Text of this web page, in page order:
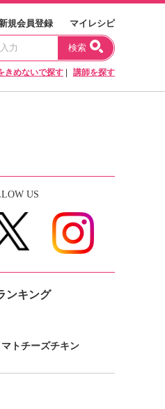
規会員登録 マイレシピ
検索
きめないで探す 講師を探す
US
ンキング
トチーズチキン